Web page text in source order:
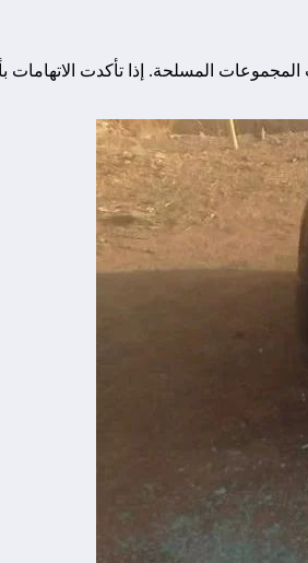
المسلحة. إذا تأكدت